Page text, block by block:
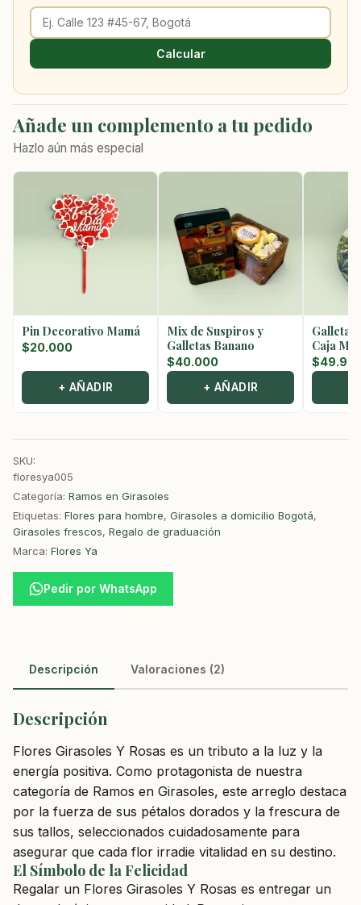
Calcular
Añade un complemento a tu pedido
Hazlo aún más especial
Pin Decorativo Mamá
$20.000
+ AÑADIR
Mix de Suspiros y
Galletas Banano
$40.000
+ AÑADIR
Galletas
Caja
$
SKU:
floresya005
Categoría: Ramos en Girasoles
Etiquetas: Flores para hombre, Girasoles a domicilio Bogotá,
Girasoles frescos, Regalo de graduación
Marca: Flores Ya
Pedir por WhatsApp
Descripción Valoraciones (2)
Descripción
Flores Girasoles Y Rosas es un tributo a la luz y la
energía positiva. Como protagonista de nuestra
categoría de Ramos en Girasoles, este arreglo destaca
por la fuerza de sus pétalos dorados y la frescura de
sus tallos, seleccionados cuidadosamente para
asegurar que cada flor irradie vitalidad en su destino.
El Símbolo de la Felicidad
Regalar un Flores Girasoles Y Rosas es entregar un